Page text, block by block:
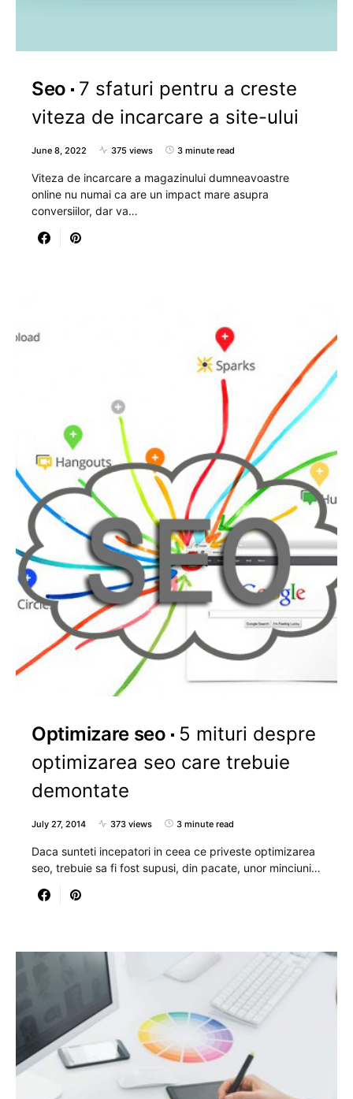
Seo
7 sfaturi pentru a creste
viteza de incarcare a site-ului
June 8, 2022 375 views 3 minute read
Viteza de incarcare a magazinului dumneavoastre
online nu numai ca are un impact mare asupra
conversiilor, dar va…
Optimizare seo
5 mituri despre
optimizarea seo care trebuie
demontate
July 27, 2014 373 views 3 minute read
Daca sunteti incepatori in ceea ce priveste optimizarea
seo, trebuie sa fi fost supusi, din pacate, unor minciuni…